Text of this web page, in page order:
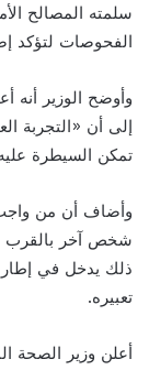
سلمته المصالح
الفحوصات لتؤكد
وأوضح الوزير أنه
إلى أن «التجربة
تمكن السيطرة
وأضاف أن من
شخص آخر بالقرب
ذلك يدخل في إطار
تعبيره.
أعلن وزير الصحة